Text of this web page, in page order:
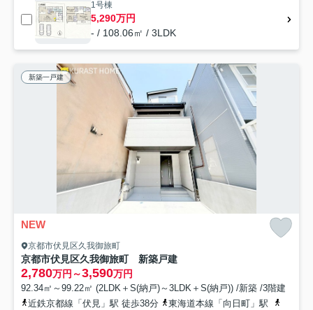
1号棟
5,290万円
- / 108.06㎡ / 3LDK
新築一戸建
NEW
京都市伏見区久我御旅町
京都市伏見区久我御旅町 新築戸建
2,780万円～3,590万円
92.34㎡～99.22㎡ (2LDK＋S(納戸)～3LDK＋S(納戸)) /新築 /3階建
近鉄京都線「伏見」駅 徒歩38分
東海道本線「向日町」駅